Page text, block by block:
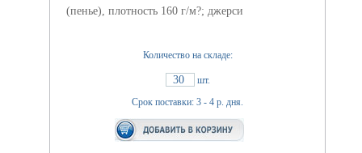
(пенье), плотность 160 г/м?; джерси
Количество на складе:
30
шт.
Срок поставки: 3 - 4 р. дня.